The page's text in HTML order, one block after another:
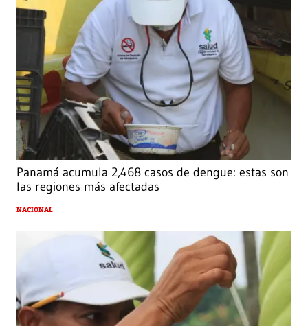
Panamá acumula 2,468 casos de dengue: estas son
las regiones más afectadas
NACIONAL